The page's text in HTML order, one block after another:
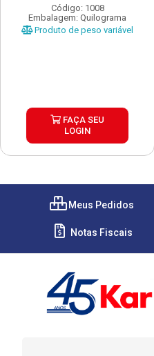
Código: 1008
Embalagem: Quilograma
Produto de peso variável
FAÇA SEU
LOGIN
Meus Pedidos
Notas Fiscais